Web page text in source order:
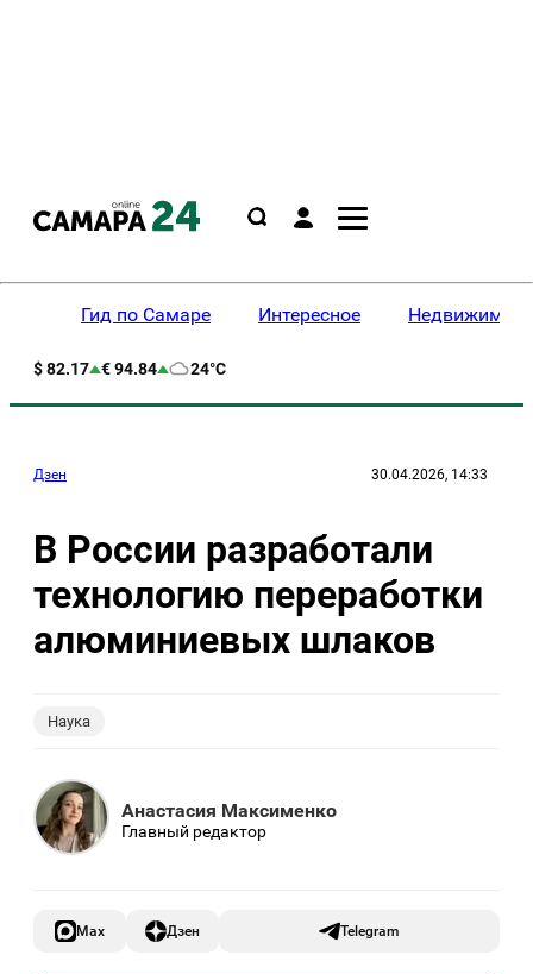
Гид по Самаре Интересное
$ 82.17 € 94.84 24°C
Дзен 30.04.2026, 14:33
В России разработали
технологию переработки
алюминиевых шлаков
Наука
Анастасия Максименко
Главный редактор
Max Дзен Telegram